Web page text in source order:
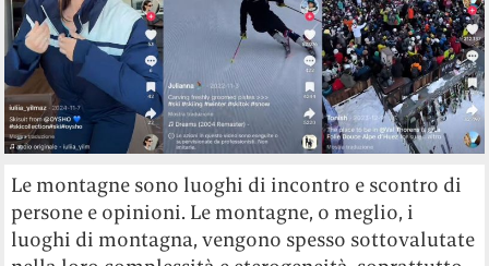
Le montagne sono luoghi di incontro e scontro di
persone e opinioni. Le montagne, o meglio, i
luoghi di montagna, vengono spesso sottovalutate